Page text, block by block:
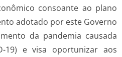
consoante ao plano
adotado por este Governo
da pandemia causada
19) e visa oportunizar aos